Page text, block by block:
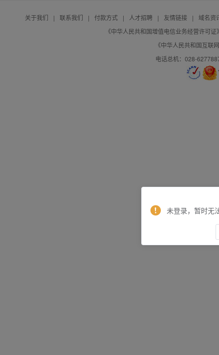
关于我们 | 联系我们 | 付款方式 | 人才招聘 | 友情链接 |
域名资
《中华人民共和国增值电信业务经营许可
《中华人民共和国互联
电话总机：028-
未登录，暂时无